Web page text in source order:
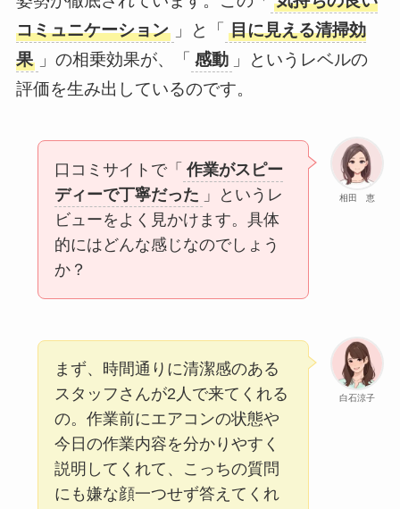
コミュニケーション
」と「 目に見える清掃効
果
」の相乗効果が、「 感動 」というレベルの
評価を生み出しているのです。
相田 恵
口コミサイトで「 作業がスピー
ディーで丁寧だった 」というレ
ビューをよく見かけます。具体
的にはどんな感じなのでしょう
か？
白石涼子
まず、時間通りに清潔感のある
スタッフさんが2人で来てくれる
の。作業前にエアコンの状態や
今日の作業内容を分かりやすく
説明してくれて、こっちの質問
にも嫌な顔一つせず答えてくれ